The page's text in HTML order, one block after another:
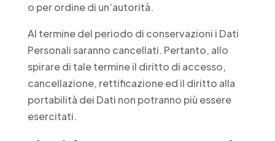
o per ordine di un’autorità.
Al termine del periodo di conservazioni i Dati
Personali saranno cancellati. Pertanto, allo
spirare di tale termine il diritto di accesso,
cancellazione, rettificazione ed il diritto alla
portabilità dei Dati non potranno più essere
esercitati.